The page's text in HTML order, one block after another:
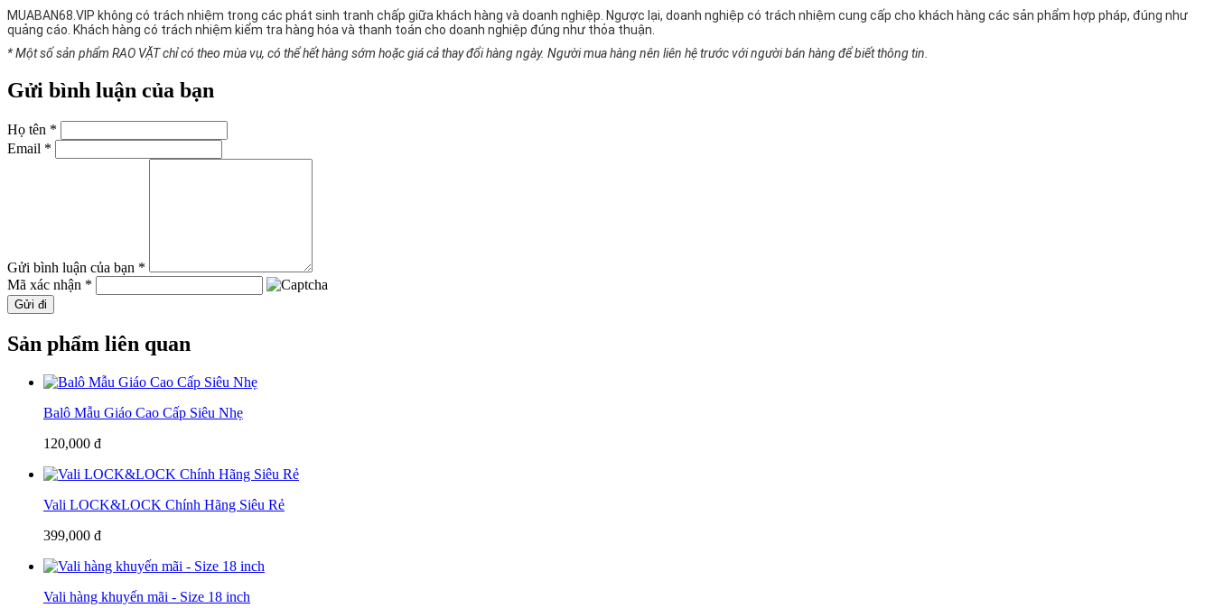
MUABAN68.VIP không có trách nhiệm trong các phát sinh tranh chấp giữa khách hàng và doanh nghiệp. Ngược lại, doanh nghiệp có trách nhiệm cung cấp cho khách hàng các sản phẩm hợp pháp, đúng như
quảng cáo. Khách hàng có trách nhiệm kiểm tra hàng hóa và thanh toán cho doanh nghiệp đúng như thỏa thuận.
* Một số sản phẩm RAO VẶT chỉ có theo mùa vụ, có thể hết hàng sớm hoặc giá cả thay đổi hàng ngày. Người mua hàng nên liên hệ trước với người bán hàng để biết thông tin.
Gửi bình luận của bạn
Họ tên *
Email *
Gửi bình luận của bạn *
Mã xác nhận *
Gửi đi
Sản phẩm liên quan
Balô Mẫu Giáo Cao Cấp Siêu Nhẹ
120,000 đ
Vali LOCK&LOCK Chính Hãng Siêu Rẻ
399,000 đ
Vali hàng khuyến mãi - Size 18 inch